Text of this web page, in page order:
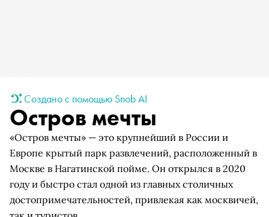
Создано с помощью Snob AI
Остров мечты
«Остров мечты» — это крупнейший в России и
Европе крытый парк развлечений, расположенный в
Москве в Нагатинской пойме. Он открылся в 2020
году и быстро стал одной из главных столичных
достопримечательностей, привлекая как москвичей,